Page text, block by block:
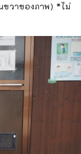
ขวาของภาพ) *ไม่